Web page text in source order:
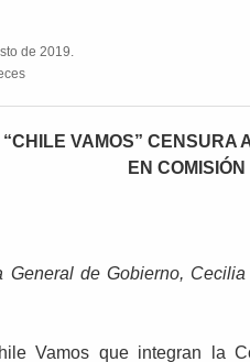
de 2019.
“CHILE VAMOS” CENSURA
EN
General de Gobierno,
Vamos que integran la